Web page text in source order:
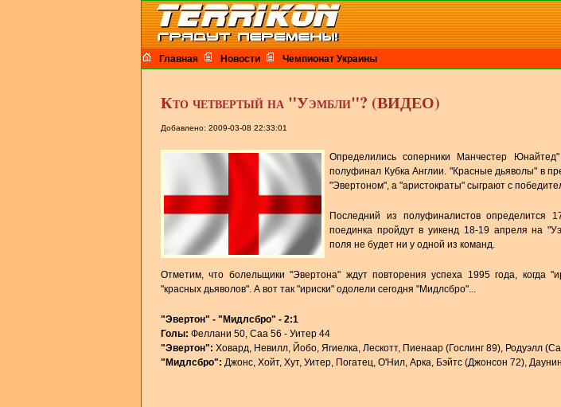
Главная Новости Чемпионат Украины
Кто четвертый на "Уэмбли"? (ВИДЕО)
Добавлено: 2009-03-08 22:33:01
Определились соперники Манчестер
полуфинал Кубка Англии. "Красные дьяволы" в
"Эвертоном", а "аристократы" сыграют с
Последний из полуфиналистов
поединка пройдут в уикенд 18-19 апреля на
поля не будет ни у одной из команд.
Отметим, что болельщики "Эвертона" ждут повторения успеха 1995 года, когда
"красных дьяволов". А вот так "ириски" одолели сегодня "Мидлсбро"...
"Эвертон" - "Мидлсбро" - 2:1
Голы: Феллани 50, Саа 56 - Уитер 44
"Эвертон": Ховард, Невилл, Йобо, Ягиелка, Лескотт, Пиенаар (Гослинг 89), Родуэлл
"Мидлсбро": Джонс, Хойт, Хут, Уитер, Погатец, О'Нил, Арка, Бэйтс (Джонсон 72),